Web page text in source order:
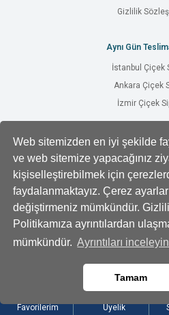
Web sitemizden en iyi şekilde
ve web sitemize yapacağınız
kişiselleştirebilmek için
faydalanmaktayız. Çerez
değiştirmeniz mümkündür.
Politikamıza ayrıntılardan
mümkündür. Ayrıntıları inceleyin
Tamam
Gizlilik
Aynı Gün
İstanbul Çiçek
Ankara Çiçek
İzmir Çiçek
Faydalı
Çiçek
Çiçek
Çiçeklerin
Mevsimlere
Tüm Blog
Özel
Sevgililer Günü
Anneler Günü
Favorilerim Üyelik